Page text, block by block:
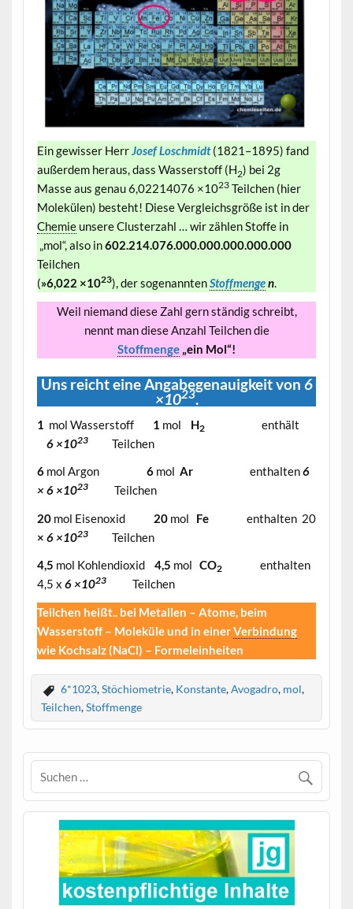
Ein gewisser HerrJosef Loschmidt(1821–1895) fand
außerdem heraus, dass Wasserstoff (H2) bei 2g
Masse aus genau 6,02214076 ×1023Teilchen (hier
Molekülen) besteht! Diese Vergleichsgröße ist in der
Chemieunsere Clusterzahl … wir zählen Stoffe in
„mol“, also in602.214.076.000.000.000.000.000
Teilchen
(»6,022 ×1023), der sogenanntenStoffmengen.
Weil niemand diese Zahl gern ständig schreibt,
nennt man diese Anzahl Teilchen die
Stoffmenge „ein Mol“!
Uns reicht eine Angabegenauigkeit von 6
×1023.
1 mol Wasserstoff 1 mol H2
enthält
6 ×1023Teilchen
6mol Argon 6mol Arenthalten6
× 6 ×1023Teilchen
20mol Eisenoxid 20mol Fe
enthalten 20
× 6 ×1023Teilchen
4,5 mol Kohlendioxid 4,5 mol CO2
enthalten
4,5 x 6 ×1023Teilchen
Teilchen heißt.. bei Metallen – Atome, beim
Wasserstoff – Moleküle und in einerVerbindung
wie Kochsalz (NaCl) – Formeleinheiten
6*1023,Stöchiometrie, Konstante,Avogadro, mol,
Teilchen,Stoffmenge